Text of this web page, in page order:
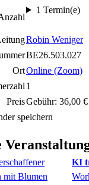
1 Termin(e)
Robin Weniger
BE26.503.027
OrtOnline (Zoom)
1
PreisGebühr: 36,00 €
speichern
KI